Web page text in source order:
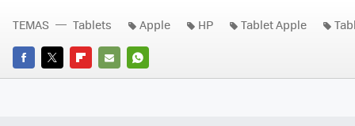
FACEBOOK
TWITTERFLIPBOARD
E-
WHATSAPP
TEMAS Tablets Apple HP Tablet Apple